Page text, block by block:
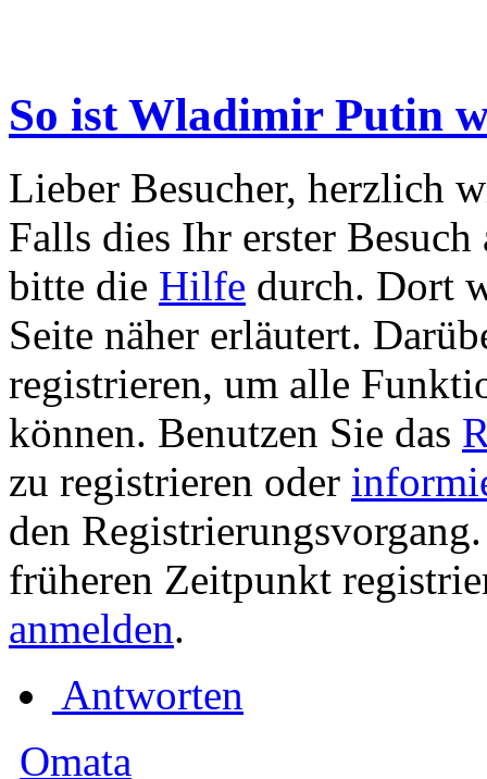
So ist Wladimir Putin
Lieber Besucher, herzlich
Falls dies Ihr erster
bitte die Hilfe durch. Dort
Seite näher erläutert.
registrieren, um alle
können. Benutzen Sie das
zu registrieren oder
den
früheren Zeitpunkt
anmelden.
Antworten
Omata